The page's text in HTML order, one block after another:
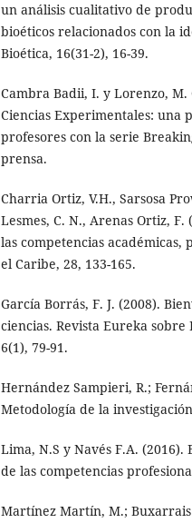
un análisis cualitativo de
bioéticos relacionados con la
Bioética, 16(31-2), 16-39.
Cambra Badii, I. y Lorenzo,
Ciencias Experimentales: una
profesores con la serie
prensa.
Charria Ortiz, V.H., Sarsosa
Lesmes, C. N., Arenas Ortiz,
las competencias académicas,
el Caribe, 28, 133-165.
García Borrás, F. J. (2008).
ciencias. Revista Eureka sobre
6(1), 79-91.
Hernández Sampieri, R.;
Metodología de la
Lima, N.S y Navés F.A.
de las competencias
Martínez Martín, M.; Buxarrais